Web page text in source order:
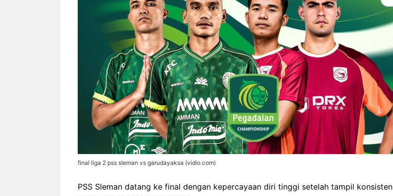
final liga 2 pss sleman vs garudayaksa (vidio.com)
PSS Sleman datang ke final dengan kepercayaan diri tinggi setelah tampil konsisten